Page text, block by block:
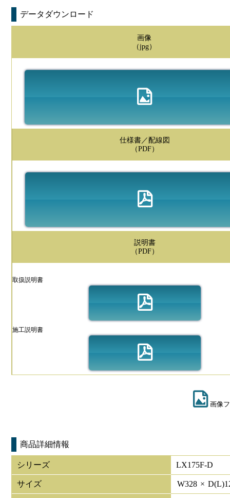
データダウンロード
画像
（jpg）
仕様書／配線図
（PDF）
説明書
（PDF）
取扱説明書
施工説明書
画像
商品詳細情報
シリーズ LX175F-D
サイズ W328 × D(L)